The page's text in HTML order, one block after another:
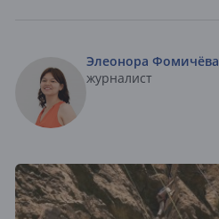
Элеонора Фомичёва
журналист